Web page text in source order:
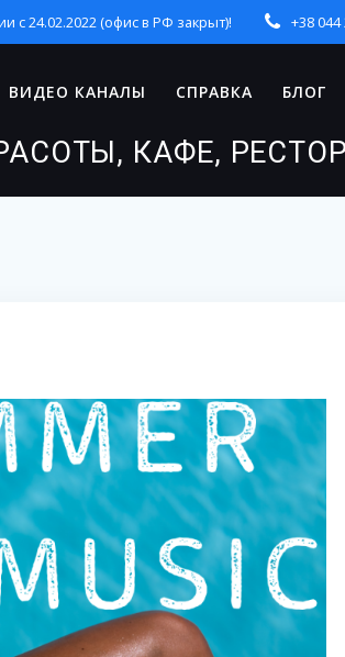
24.02.2022 (офис в РФ закрыт)! +38 044
ВИДЕО КАНАЛЫ СПРАВКА БЛОГ
КАФЕ,